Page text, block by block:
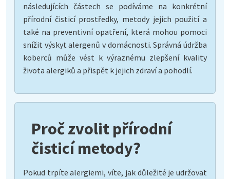
následujících částech se podíváme na konkrétní
přírodní čisticí prostředky, metody jejich použití a
také na preventivní opatření, která mohou pomoci
snížit výskyt alergenů v domácnosti. Správná údržba
koberců může vést k výraznému zlepšení kvality
života alergiků a přispět k jejich zdraví a pohodlí.
Proč zvolit přírodní
čisticí metody?
Pokud trpíte alergiemi, víte, jak důležité je udržovat